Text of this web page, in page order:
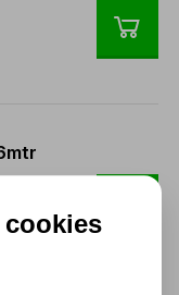
cookies